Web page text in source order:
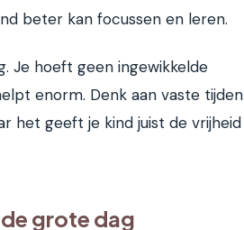
beter kan focussen en leren.
Je hoeft geen ingewikkelde
enorm. Denk aan vaste tijden
het geeft je kind juist de vrijheid
grote dag